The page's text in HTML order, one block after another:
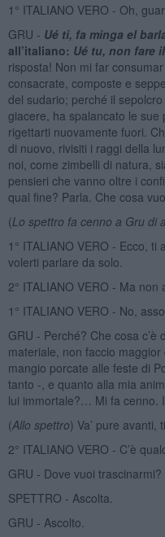
1° ITALIANO VERO - Oh,
GRU - Ué ti, fa minga el
all’italiano: Ué tu, non fare
risposta! Non mi far
consacrate, composte e
del sudario; perché il
giacere, ha spalancato le
rigettarti nuovamente fuori.
di nuovo, rivisiti i raggi della
noi, come zimbelli di natura,
pensieri che vanno oltre i
qual fine? Parla. Che cosa
(Lo spettro fa cenno a Gru di
1° ITALIANO VERO - Ecco, ti
volerti parlare da solo.
2° ITALIANO VERO - Ma non
1° ITALIANO VERO - No,
GRU - Perché? Che cosa
materiale, non faccio maggior
mangio porcate alle feste di
tanto -, e quanto alla mia
lui immortale?… Mi fa cenno.
(Allo spettro) Va’ pure avanti,
2° ITALIANO VERO - C’è
GRU - Dove vuoi
SPETTRO - Ascolta.
GRU - Ascolto.